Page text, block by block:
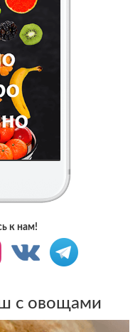
к нам!
с овощами